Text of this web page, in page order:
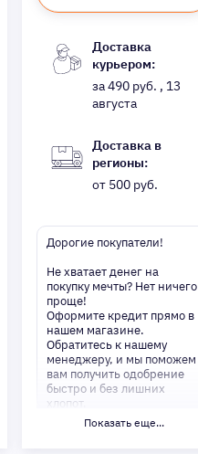
Доставка
курьером:
за 490 руб. , 13
августа
Доставка в
регионы:
от 500 руб.
Дорогие покупатели!
Не хватает денег на
покупку мечты? Нет ничего
проще!
Оформите кредит прямо в
нашем магазине.
Обратитесь к нашему
менеджеру, и мы поможем
вам получить одобрение
быстро и без лишних
хлопот.
Показать еще...